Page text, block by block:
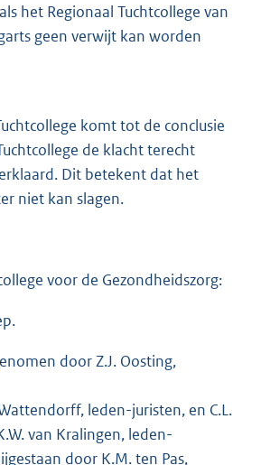
het Regionaal Tuchtcollege van
geen verwijt kan worden
komt tot de conclusie
de klacht terecht
Dit betekent dat het
niet kan slagen.
voor de Gezondheidszorg:
door Z.J. Oosting,
leden-juristen, en C.L.
van Kralingen, leden-
door K.M. ten Pas,